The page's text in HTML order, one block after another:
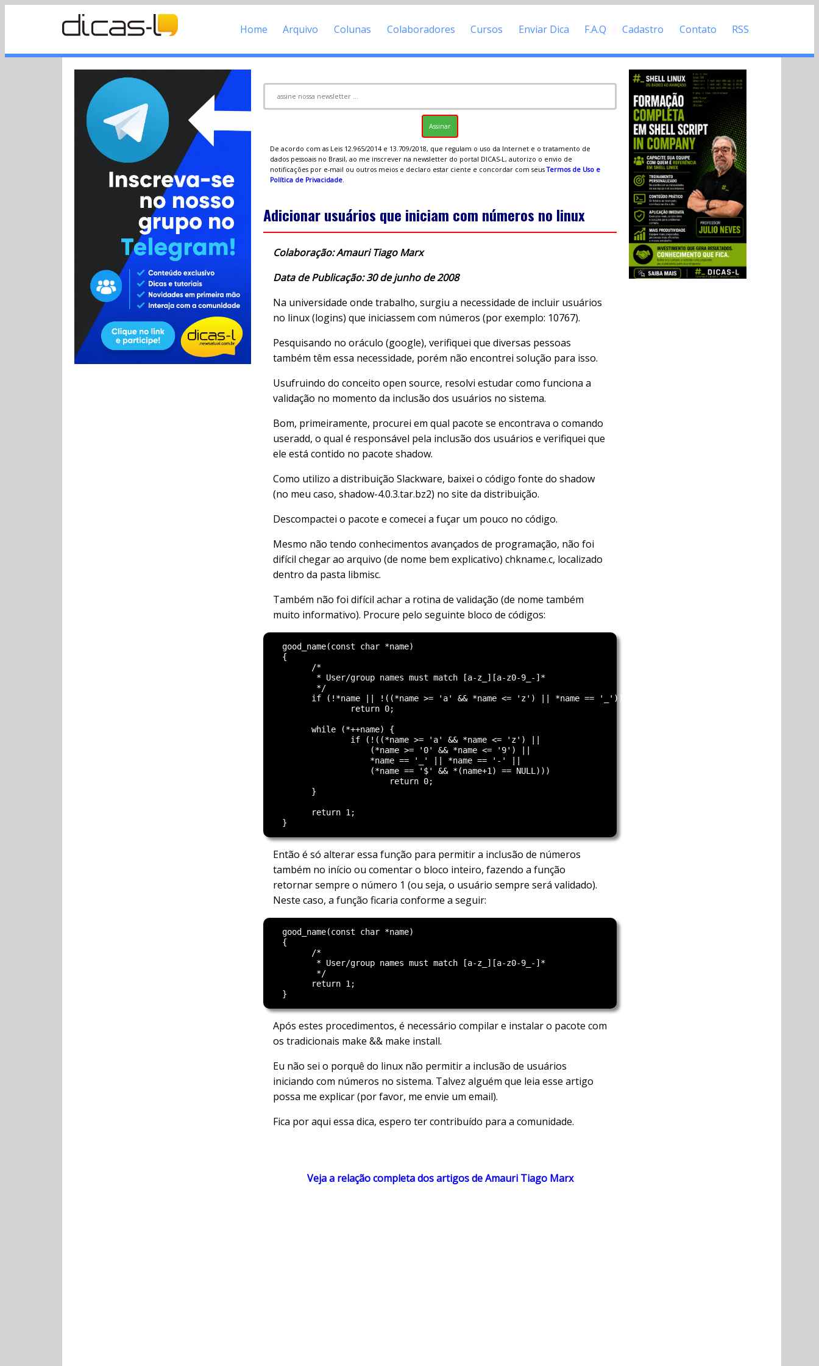
Home Arquivo Colunas Colaboradores Cursos Enviar Dica F.A.Q Cadastro Contato RSS
De acordo com as Leis 12.965/2014 e 13.709/2018, que regulam o uso da Internet e o tratamento de
dados pessoais no Brasil, ao me inscrever na newsletter do portal DICAS-L, autorizo o envio de
notificações por e-mail ou outros meios e declaro estar ciente e concordar com seusTermos de Uso e
Política de Privacidade.
Adicionar usuários que iniciam com números no linux
Colaboração: Amauri Tiago Marx
Data de Publicação: 30 de junho de 2008
Na universidade onde trabalho, surgiu a necessidade de incluir usuários
no linux (logins) que iniciassem com números (por exemplo: 10767).
Pesquisando no oráculo (google), verifiquei que diversas pessoas
também têm essa necessidade, porém não encontrei solução para isso.
Usufruindo do conceito open source, resolvi estudar como funciona a
validação no momento da inclusão dos usuários no sistema.
Bom, primeiramente, procurei em qual pacote se encontrava o comando
useradd, o qual é responsável pela inclusão dos usuários e verifiquei que
ele está contido no pacote shadow.
Como utilizo a distribuição Slackware, baixei o código fonte do shadow
(no meu caso, shadow-4.0.3.tar.bz2) no site da distribuição.
Descompactei o pacote e comecei a fuçar um pouco no código.
Mesmo não tendo conhecimentos avançados de programação, não foi
difícil chegar ao arquivo (de nome bem explicativo) chkname.c, localizado
dentro da pasta libmisc.
Também não foi difícil achar a rotina de validação (de nome também
muito informativo). Procure pelo seguinte bloco de códigos:
  good_name(const char *name)
  {
        /*
         * User/group names must match [a-z_][a-z0-9_-]*
         */
        if (!*name || !((*name >= 'a' && *name <= 'z') || *name == '_'))
                return 0;
        while (*++name) {
                if (!((*name >= 'a' && *name <= 'z') ||
                    (*name >= '0' && *name <= '9') ||
                    *name == '_' || *name == '-' ||
                    (*name == '$' && *(name+1) == NULL)))
                        return 0;
        }
        return 1;
Então é só alterar essa função para permitir a inclusão de números
também no início ou comentar o bloco inteiro, fazendo a função
retornar sempre o número 1 (ou seja, o usuário sempre será validado).
Neste caso, a função ficaria conforme a seguir:
  good_name(const char *name)
  {
        /*
         * User/group names must match [a-z_][a-z0-9_-]*
         */
        return 1;
Após estes procedimentos, é necessário compilar e instalar o pacote com
os tradicionais make && make install.
Eu não sei o porquê do linux não permitir a inclusão de usuários
iniciando com números no sistema. Talvez alguém que leia esse artigo
possa me explicar (por favor, me envie um email).
Fica por aqui essa dica, espero ter contribuído para a comunidade.
Veja a relação completa dos artigos de Amauri Tiago Marx